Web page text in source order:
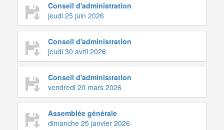
Conseil d'administration
jeudi 25 juin 2026
Conseil d'administration
jeudi 30 avril 2026
Conseil d'administration
vendredi 20 mars 2026
Assemblée générale
dimanche 25 janvier 2026